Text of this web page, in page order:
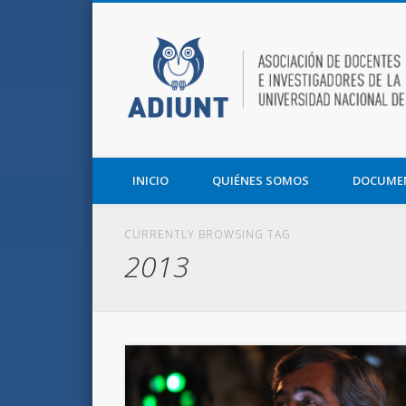
Asociación de Docentes e Investigadores de la UNT y la
INICIO QUIÉNES SOMOS
CURRENTLY BROWSING TAG
2013